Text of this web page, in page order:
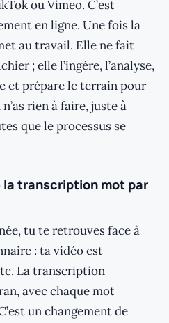
ou Vimeo. C’est
en ligne. Une fois la
au travail. Elle ne fait
; elle l’ingère, l’analyse,
et prépare le terrain pour
rien à faire, juste à
que le processus se
la transcription mot par
tu te retrouves face à
: ta vidéo est
La transcription
avec chaque mot
un changement de